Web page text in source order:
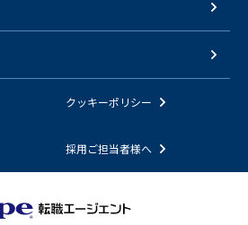
クッキーポリシー
採用ご担当者様へ